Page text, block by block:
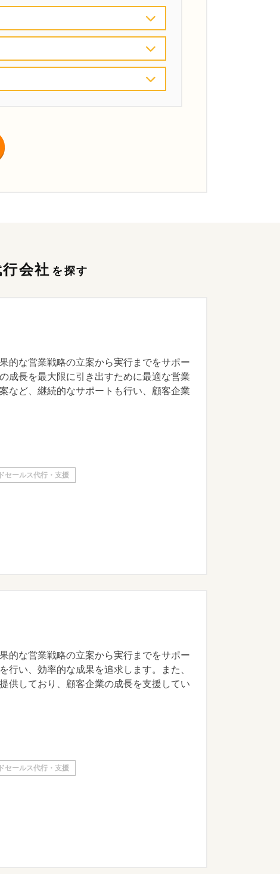
会社 を探す
的な営業戦略の立案から実行までをサポー
成長を最大限に引き出すために最適な営業
など、継続的なサポートも行い、顧客企業
セールス代行・支援
的な営業戦略の立案から実行までをサポー
行い、効率的な成果を追求します。また、
供しており、顧客企業の成長を支援してい
セールス代行・支援